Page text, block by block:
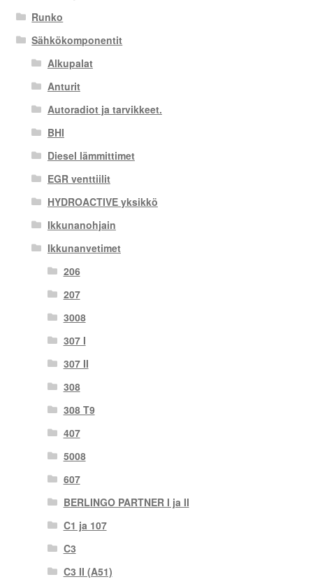
Runko
Sähkökomponentit
Alkupalat
Anturit
Autoradiot ja tarvikkeet.
BHI
Diesel lämmittimet
EGR venttiilit
HYDROACTIVE yksikkö
Ikkunanohjain
Ikkunanvetimet
206
207
3008
307 I
307 II
308
308 T9
407
5008
607
BERLINGO PARTNER I ja II
C1 ja 107
C3
C3 II (A51)